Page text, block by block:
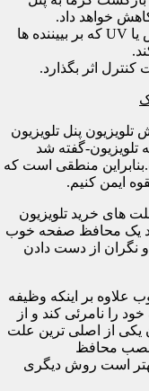
یک محافظ خوب باید از اشعه فرابنفش یا UV که بر بییننده ها
اثر بگذارد.
پنل تلویزیون
گفته شد
منطقی است که
ایمن کنیم.
های خرید تلویزیون
یک محافظ صفحه خوب
و نگران از دست دادن
بر اینکه وظیفه
را نامرئی کند و از
یکی از اصلی ترین علت
نصب محافظ
بهتر است روش دیگری